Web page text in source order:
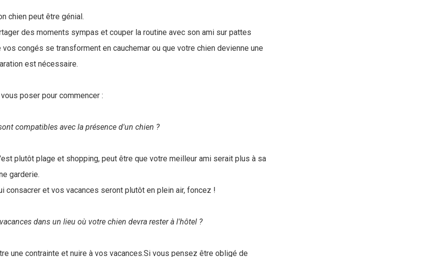
chien peut être génial.
des moments sympas et couper la routine avec son ami sur pattes
congés se transforment en cauchemar ou que votre chien devienne une
est nécessaire.
poser pour commencer :
compatibles avec la présence d'un chien ?
plutôt plage et shopping, peut être que votre meilleur ami serait plus à sa
garderie.
consacrer et vos vacances seront plutôt en plein air, foncez !
dans un lieu où votre chien devra rester à l'hôtel ?
une contrainte et nuire à vos vacances.Si vous pensez être obligé de